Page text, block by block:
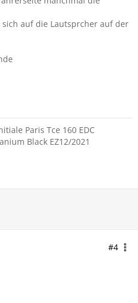
auf die Lautsprcher auf der
Paris Tce 160 EDC
Black EZ12/2021
#4